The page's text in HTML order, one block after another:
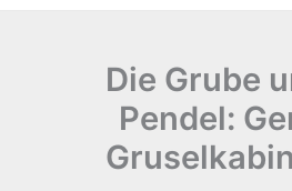
Die Grube
Pendel: